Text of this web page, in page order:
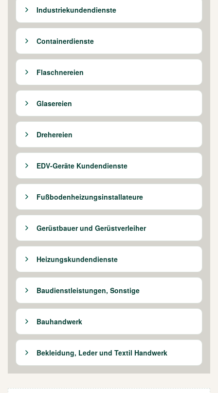
Industriekundendienste
Containerdienste
Flaschnereien
Glasereien
Drehereien
EDV-Geräte Kundendienste
Fußbodenheizungsinstallateure
Gerüstbauer und Gerüstverleiher
Heizungskundendienste
Baudienstleistungen, Sonstige
Bauhandwerk
Bekleidung, Leder und Textil Handwerk